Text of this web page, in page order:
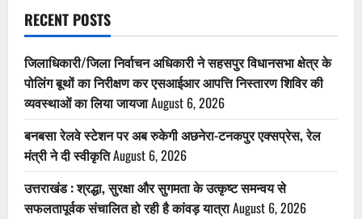
RECENT POSTS
जिलाधिकारी/जिला निर्वाचन अधिकारी ने सहसपुर विधानसभा क्षेत्र के
पोलिंग बूथों का निरीक्षण कर एसआईआर आपत्ति निस्तारण शिविर की
व्यवस्थाओं का लिया जायजाAugust 6, 2026
बनबसा रेलवे स्टेशन पर अब रुकेगी अछनेरा-टनकपुर एक्सप्रेस, रेल
मंत्री ने दी स्वीकृतिAugust 6, 2026
उत्तराखंड : श्रद्धा, सुरक्षा और सुगमता के उत्कृष्ट समन्वय से
सफलतापूर्वक संचालित हो रही है कांवड़ यात्राAugust 6, 2026